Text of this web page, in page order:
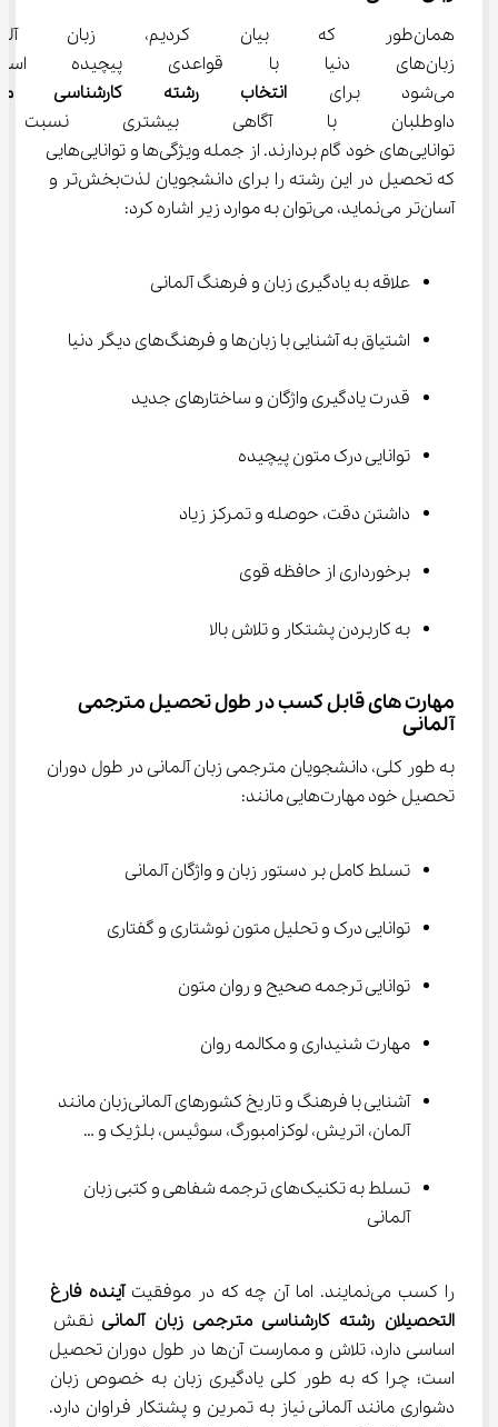
همان‌طور که بیان کردیم، زبان
زبان‌های دنیا با قواعدی
می‌شود برای
انتخاب رشته کارشناسی
داوطلبان با آگاهی بیشتری
توانایی‌های خود گام بردارند. از جمله ویژگی‌ها و توانایی‌هایی
که تحصیل در این رشته را برای دانشجویان لذت‌بخش‌تر و
آسان‌تر می‌نماید، می‌توان به موارد زیر اشاره کرد:
علاقه به یادگیری زبان و فرهنگ آلمانی
اشتیاق به آشنایی با زبان‌ها و فرهنگ‌های دیگر دنیا
قدرت یادگیری واژگان و ساختارهای جدید
توانایی درک متون پیچیده
داشتن دقت، حوصله و تمرکز زیاد
برخورداری از حافظه قوی
به کاربردن پشتکار و تلاش بالا
مهارت های قابل کسب در طول تحصیل مترجمی
آلمانی
به طور کلی، دانشجویان مترجمی زبان آلمانی در طول دوران
تحصیل خود مهارت‌هایی مانند:
تسلط کامل بر دستور زبان و واژگان آلمانی
توانایی درک و تحلیل متون نوشتاری و گفتاری
توانایی ترجمه صحیح و روان متون
مهارت شنیداری و مکالمه روان
آشنایی با فرهنگ و تاریخ کشورهای آلمانی‌زبان مانند
آلمان، اتریش، لوکزامبورگ، سوئیس، بلژیک و …
تسلط به تکنیک‌های ترجمه شفاهی و کتبی زبان
آلمانی
را کسب می‌نمایند. اما آن چه که در موفقیت
آینده فارغ
التحصیلان رشته کارشناسی مترجمی زبان آلمانی نقش
اساسی دارد، تلاش و ممارست آن‌ها در طول دوران تحصیل
است؛ چرا که به طور کلی یادگیری زبان به خصوص زبان
دشواری مانند آلمانی نیاز به تمرین و پشتکار فراوان دارد.